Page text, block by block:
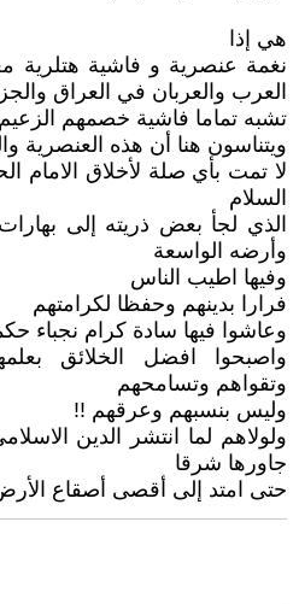
هي إذا
نغمة عنصرية و فاشية هتلرية
العرب والعربان في العراق
تشبه تماما فاشية خصمهم
ويتناسون هنا أن هذه العنصرية
لا تمت بأي صلة لأخلاق الامام
السلام
الذي لجأ بعض ذريته إلى
وأرضه الواسعة
وفيها اطيب الناس
فرارا بدينهم وحفظا لكرامتهم
وعاشوا فيها سادة كرام نجباء
واصبحوا افضل الخلائق
وتقواهم وتسامحهم
وليس بنسبهم وعرقهم !!
ولولاهم لما انتشر الدين
جاورها شرقا
حتى امتد إلى أقصى أصقاع